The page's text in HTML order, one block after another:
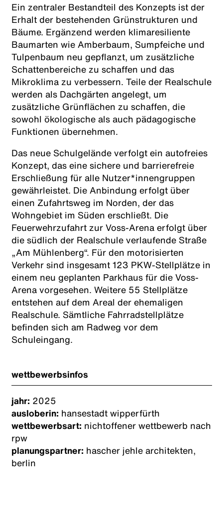
Ein zentraler Bestandteil des Konzepts ist der
Erhalt der bestehenden Grünstrukturen und
Bäume. Ergänzend werden klimaresiliente
Baumarten wie Amberbaum, Sumpfeiche und
Tulpenbaum neu gepflanzt, um zusätzliche
Schattenbereiche zu schaffen und das
Mikroklima zu verbessern. Teile der Realschule
werden als Dachgärten angelegt, um
zusätzliche Grünflächen zu schaffen, die
sowohl ökologische als auch pädagogische
Funktionen übernehmen.
Das neue Schulgelände verfolgt ein autofreies
Konzept, das eine sichere und barrierefreie
Erschließung für alle Nutzer*innengruppen
gewährleistet. Die Anbindung erfolgt über
einen Zufahrtsweg im Norden, der das
Wohngebiet im Süden erschließt. Die
Feuerwehrzufahrt zur Voss-Arena erfolgt über
die südlich der Realschule verlaufende Straße
„Am Mühlenberg“. Für den motorisierten
Verkehr sind insgesamt 123 PKW-Stellplätze in
einem neu geplanten Parkhaus für die Voss-
Arena vorgesehen. Weitere 55 Stellplätze
entstehen auf dem Areal der ehemaligen
Realschule. Sämtliche Fahrradstellplätze
befinden sich am Radweg vor dem
Schuleingang.
wettbewerbsinfos
jahr: 2025
ausloberin: hansestadt wipperfürth
wettbewerbsart: nichtoffener wettbewerb nach
rpw
planungspartner: hascher jehle architekten,
berlin